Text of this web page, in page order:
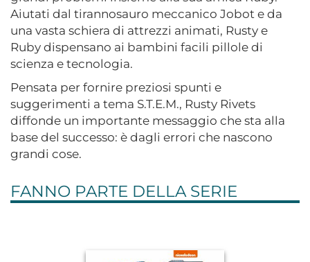
Aiutati dal tirannosauro meccanico Jobot e da
una vasta schiera di attrezzi animati, Rusty e
Ruby dispensano ai bambini facili pillole di
scienza e tecnologia.
Pensata per fornire preziosi spunti e
suggerimenti a tema S.T.E.M., Rusty Rivets
diffonde un importante messaggio che sta alla
base del successo: è dagli errori che nascono
grandi cose.
FANNO PARTE DELLA SERIE